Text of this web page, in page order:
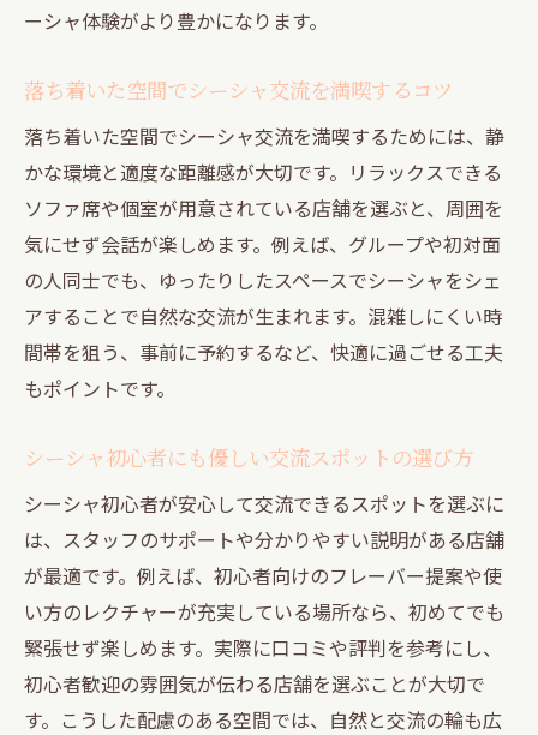
渋谷で友人とシーシャを楽しむためのヒン
シーシャの香りと渋谷の夜を楽しむ過ごし
方
渋谷のおすすめリラックス空間とシーシャ
体験
交流が広がる渋谷のシーシャスポット活用
法
道玄坂の落ち着いた空間でシーシャを楽しむ
道玄坂でシーシャを楽しむ大人のリラック
ス法
落ち着いた雰囲気でシーシャ交流を実現す
道玄坂周辺で安心できるシーシャ体験の探
し方
静かな空間で友人とシーシャを楽しむアイ
デア
道玄坂のシーシャスポットで心地よい時間
を過ごす
ーシャ体験がより豊かになります。
落ち着いた空間でシーシャ交流を満喫するコツ
落ち着いた空間でシーシャ交流を満喫するためには、静
かな環境と適度な距離感が大切です。リラックスできる
ソファ席や個室が用意されている店舗を選ぶと、周囲を
気にせず会話が楽しめます。例えば、グループや初対面
の人同士でも、ゆったりしたスペースでシーシャをシェ
アすることで自然な交流が生まれます。混雑しにくい時
間帯を狙う、事前に予約するなど、快適に過ごせる工夫
もポイントです。
シーシャ初心者にも優しい交流スポットの選び方
シーシャ初心者が安心して交流できるスポットを選ぶに
は、スタッフのサポートや分かりやすい説明がある店舗
が最適です。例えば、初心者向けのフレーバー提案や使
い方のレクチャーが充実している場所なら、初めてでも
緊張せず楽しめます。実際に口コミや評判を参考にし、
初心者歓迎の雰囲気が伝わる店舗を選ぶことが大切で
す。こうした配慮のある空間では、自然と交流の輪も広